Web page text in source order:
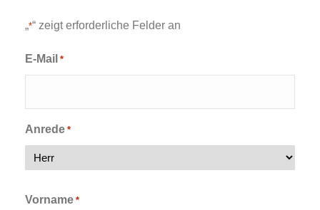
„*“ zeigt erforderliche Felder an
E-Mail *
Anrede *
Vorname *